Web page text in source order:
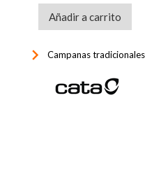
Añadir a carrito
keyboard_arrow_right Campanas tradicionales